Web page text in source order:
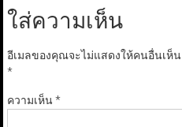
ใส่ความเห็น
อีเมลของคุณจะไม่แสดงให้คนอื่นเห็น
*
ความเห็น*